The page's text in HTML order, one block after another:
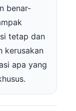
benar-
tetap dan
kerusakan
apa yang